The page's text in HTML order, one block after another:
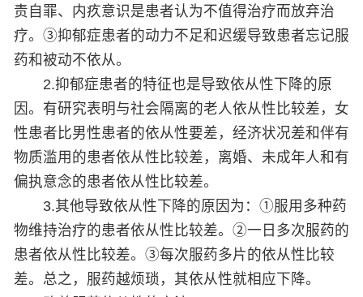
责自罪、内疚意识是患者认为不值得治疗而放弃治
疗。③抑郁症患者的动力不足和迟缓导致患者忘记服
药和被动不依从。
2.抑郁症患者的特征也是导致依从性下降的原
因。有研究表明与社会隔离的老人依从性比较差，女
性患者比男性患者的依从性要差，经济状况差和伴有
物质滥用的患者依从性比较差，离婚、未成年人和有
偏执意念的患者依从性比较差。
3.其他导致依从性下降的原因为：①服用多种药
物维持治疗的患者依从性比较差。②一日多次服药的
患者依从性比较差。③每次服药多片的依从性比较
差。总之，服药越烦琐，其依从性就相应下降。